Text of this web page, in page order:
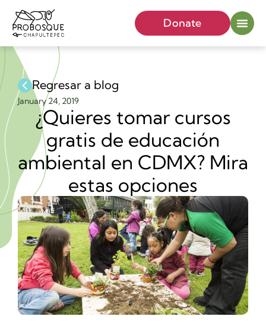
Donate
Regresar a blog
January 24, 2019
¿Quieres tomar cursos
gratis de educación
ambiental en CDMX? Mira
estas opciones